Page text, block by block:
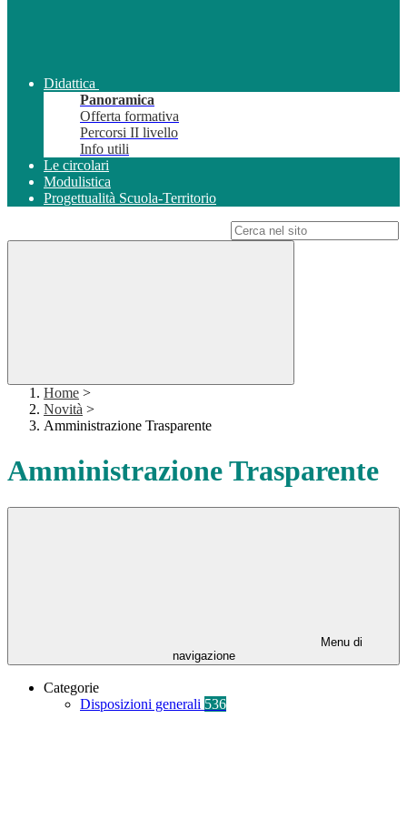
Didattica
Panoramica
Offerta formativa
Percorsi II livello
Info utili
Le circolari
Modulistica
Progettualità Scuola-Territorio
Home >
Novità >
Amministrazione Trasparente
Amministrazione Trasparente
Menu di
navigazione
Categorie
Disposizioni generali 536